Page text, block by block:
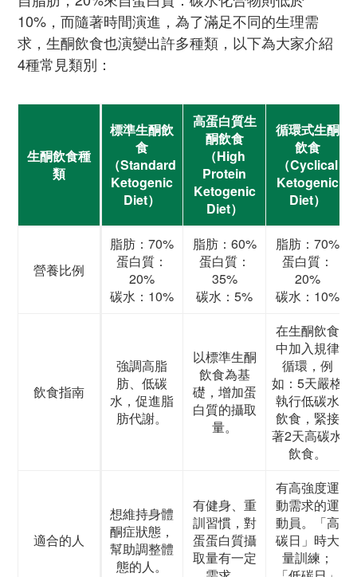
10%，而隨著時間演進，為了滿足不同的生理需
求，生酮飲食也演變出許多種類，以下為大家介紹
4種常見類別：
生酮飲食種
類
標準生酮飲
食
（Standard
Ketogenic
Diet）
高蛋白質生
酮飲食
（High
Protein
Ketogenic
Diet）
循環式生酮
飲食
（Cyclical
Ketogenic
Diet）
營養比例
脂肪：70%
蛋白質：
20%
碳水：10%
脂肪：60%
蛋白質：
35%
碳水：5%
脂肪：70%
蛋白質：
20%
碳水：10%
飲食指南
強調高脂
肪、低碳
水，促進脂
肪代謝。
以標準生酮
飲食為基
礎，增加蛋
白質的攝取
量。
在生酮飲食
中加入規律
循環，例
如：5天嚴格
執行低碳水
飲食，緊接
著2天高碳水
飲食。
適合的人
想維持身體
酮症狀態，
幫助調整體
態的人。
有健身、重
訓習慣，對
蛋蛋白質攝
取量有一定
有高強度運
動需求的運
動員。「高
碳日」時大
量訓練；